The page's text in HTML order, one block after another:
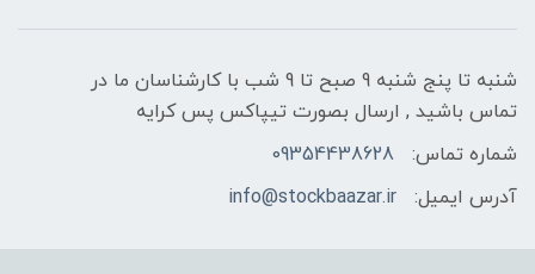
شنبه تا پنج شنبه 9 صبح تا 9 شب با کارشناسان ما در
تماس باشید , ارسال بصورت تیپاکس پس کرایه
شماره تماس:
09354438628
آدرس ایمیل:
info@stockbaazar.ir